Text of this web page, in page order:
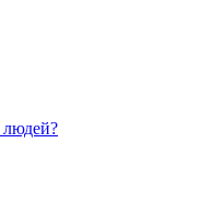
людей?